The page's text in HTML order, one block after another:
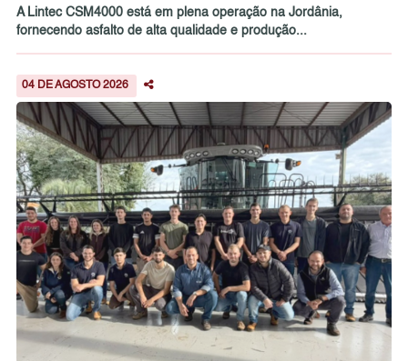
A Lintec CSM4000 está em plena operação na Jordânia,
fornecendo asfalto de alta qualidade e produção...
04 DE AGOSTO 2026